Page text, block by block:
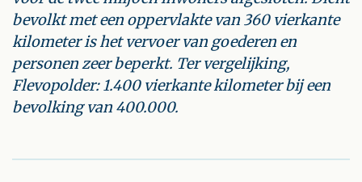
bevolkt met een oppervlakte van 360 vierkante
kilometer is het vervoer van goederen en
personen zeer beperkt. Ter vergelijking,
Flevopolder: 1.400 vierkante kilometer bij een
bevolking van 400.000.